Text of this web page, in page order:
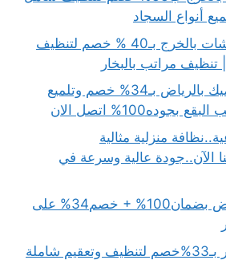
شركة تنظيف مفروشات بالخرج بـ40 % خصم لتنظيف
تنظيف مراتب بالبخار
شركة تنظيف سيراميك بالرياض بـ34% خصم وتلميع
اتصل الان
منزلية مثالية
بنا الآن..جودة عالية وسرعة في
تكسير جدران بالرياض بضمان100% + خصم34% على
شركة تنظيف بساجر بـ33%خصم لتنظيف وتعقيم شاملة